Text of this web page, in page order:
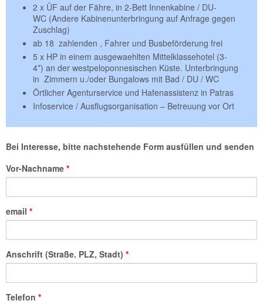
2 x ÜF auf der Fähre, in 2-Bett Innenkabine / DU-
WC (Andere Kabinenunterbringung auf Anfrage gegen
Zuschlag)
ab 18 zahlenden , Fahrer und Busbeförderung frei
5 x HP in einem ausgewaehlten Mittelklassehotel (3-
4*) an der westpeloponnesischen Küste. Unterbringung
in Zimmern u./oder Bungalows mit Bad / DU / WC
Örtlicher Agenturservice und Hafenassistenz in Patras
Infoservice / Ausflugsorganisation – Betreuung vor Ort
Bei Interesse, bitte nachstehende Form ausfüllen und senden
Vor-Nachname *
email *
Anschrift (Straße. PLZ, Stadt) *
Telefon *